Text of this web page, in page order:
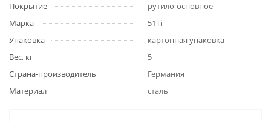
Покрытие
рутило-основное
Марка
51Ti
Упаковка
картонная упаковка
Вес, кг
5
Страна-производитель
Германия
Материал
сталь